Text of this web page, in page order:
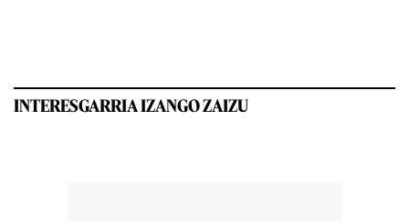
INTERESGARRIA IZANGO ZAIZU